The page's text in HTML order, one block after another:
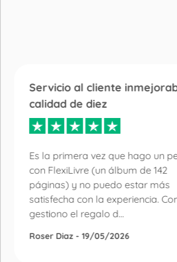
Servicio al cliente
calidad de diez
Es la primera vez que hago un
con FlexiLivre (un álbum de 142
páginas) y no puedo estar más
satisfecha con la experiencia.
gestiono el regalo d...
Roser Diaz - 19/05/2026